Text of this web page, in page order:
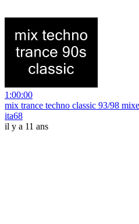
1:00:00
mix trance techno classic 93/98
ita68
il y a 11 ans